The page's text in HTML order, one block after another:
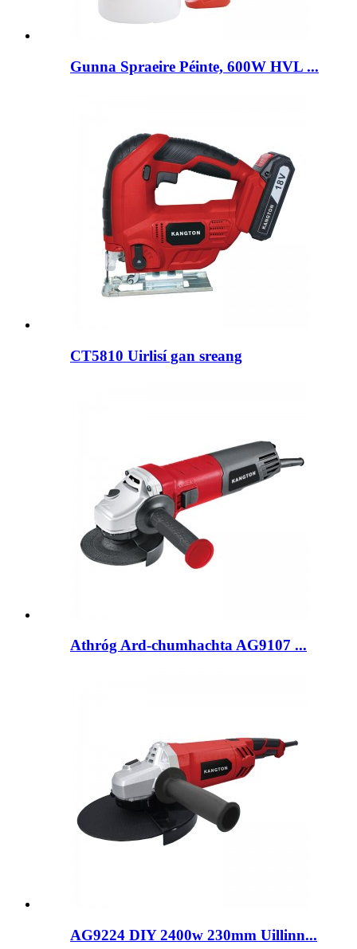
Gunna Spraeire Péinte, 600W HVL ...
CT5810 Uirlisí gan sreang
Athróg Ard-chumhachta AG9107 ...
AG9224 DIY 2400w 230mm Uillinn...